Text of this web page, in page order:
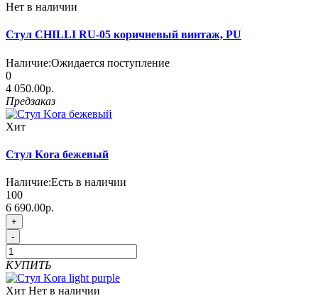
Нет в наличии
Стул CHILLI RU-05 коричневый винтаж, PU
Наличие:Ожидается поступление
0
4 050.00р.
Предзаказ
Хит
Стул Kora бежевый
Наличие:Есть в наличии
100
6 690.00р.
+
-
КУПИТЬ
Хит Нет в наличии